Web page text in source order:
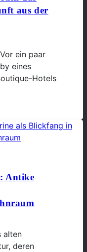
aus der
ein paar
eines
Hotels
Antike
alten
deren